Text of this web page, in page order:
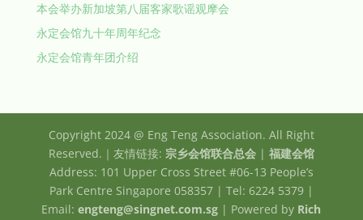
本会举办新加坡第八届客家歌谣观摩会
永定会馆九十年周年纪念
永定会馆青年团介绍
Copyright 2024 @ Eng Teng Association. All Right
Reserved.｜友情链接: 宗乡会馆联合总会| 福建会馆
Address: 101 Upper Cross Street #06-13 People’s
Park Centre Singapore 058357 | Tel: 6224 5379 |
Email:engteng@singnet.com.sg | Powered by Rich